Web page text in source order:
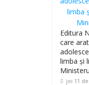
Editura
care
limba și
joi 11